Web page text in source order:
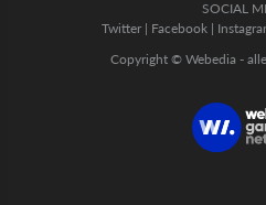
SOCIAL
Twitter | Facebook |
Copyright © Webedia -